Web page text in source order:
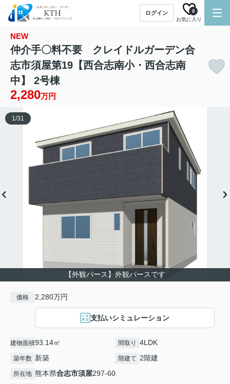
ログイン
お気に入り
0
NEW
仲介手〇料不要 クレイドルガーデン合
志市須屋第19【西合志南小・西合志南
中】 2号棟
2,280万円
【外観パース】外観パースです
1/31
価格 2,280万円
支払いシミュレーション
建物面積93.14㎡ 間取り 4LDK
築年数 新築 階建て 2階建
所在地 熊本県合志市須屋297-60